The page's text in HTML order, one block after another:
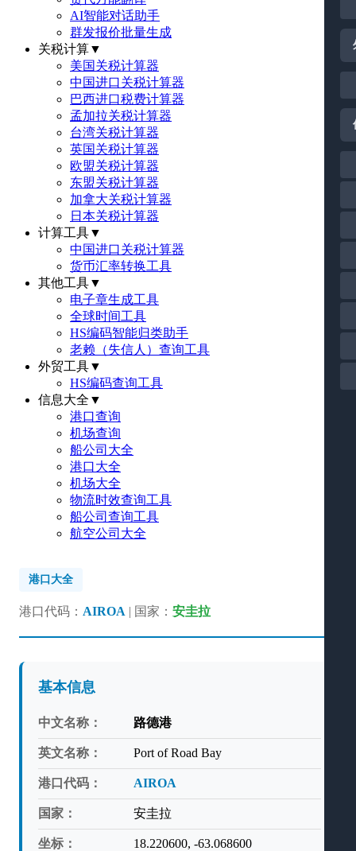
AI智能对话助手
群发报价批量生成
关税计算▼
美国关税计算器
中国进口关税计算器
巴西进口税费计算器
孟加拉关税计算器
台湾关税计算器
英国关税计算器
欧盟关税计算器
东盟关税计算器
加拿大关税计算器
日本关税计算器
计算工具▼
中国进口关税计算器
货币汇率转换工具
其他工具▼
电子章生成工具
全球时间工具
HS编码智能归类助手
老赖（失信人）查询工具
外贸工具▼
HS编码查询工具
信息大全 ▼
港口查询
机场查询
船公司大全
港口大全
机场大全
物流时效查询工具
船公司查询工具
航空公司大全
港口大全
港口代码： AIROA | 国家： 安圭拉
基本信息
中文名称： 路德港
英文名称： Port of Road Bay
港口代码： AIROA
国家： 安圭拉
坐标： 18.220600, -63.068600